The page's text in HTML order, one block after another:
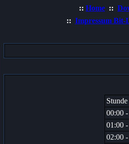
:: Home ::
:: Impressum Bit-
Stunde
00:00
01:00
02:00